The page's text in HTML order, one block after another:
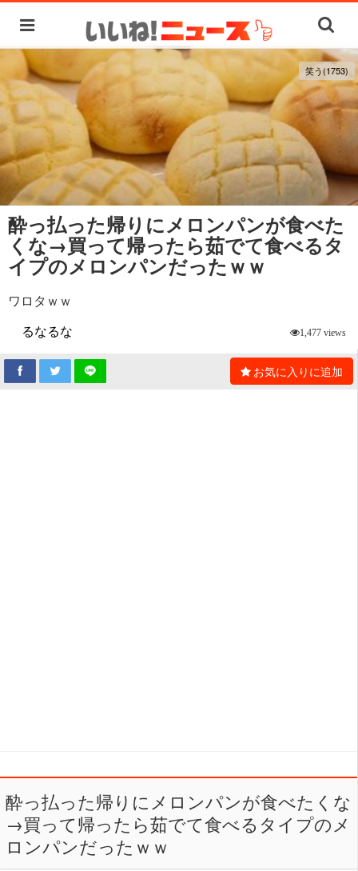
笑う(1753)
酔っ払った帰りにメロンパンが食べた
くな→買って帰ったら茹でて食べるタ
イプのメロンパンだったｗｗ
ワロタｗｗ
るなるな
1,477 views
お気に入りに追加
酔っ払った帰りにメロンパンが食べたくな
→買って帰ったら茹でて食べるタイプのメ
ロンパンだったｗｗ